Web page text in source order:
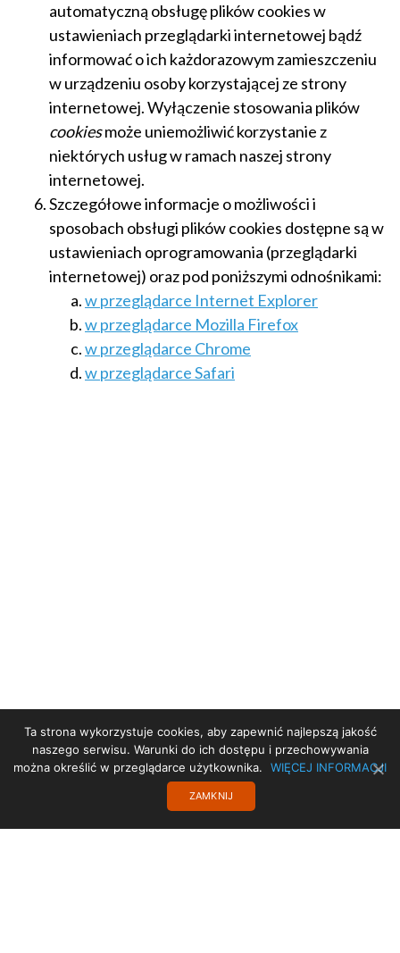
automatyczną obsługę plików cookies w
ustawieniach przeglądarki internetowej bądź
informować o ich każdorazowym zamieszczeniu
w urządzeniu osoby korzystającej ze strony
internetowej. Wyłączenie stosowania plików
cookiesmoże uniemożliwić korzystanie z
niektórych usług w ramach naszej strony
internetowej.
Szczegółowe informacje o możliwości i
sposobach obsługi plików cookies dostępne są w
ustawieniach oprogramowania (przeglądarki
internetowej) oraz pod poniższymi odnośnikami:
w przeglądarce Internet Explorer
w przeglądarce Mozilla Firefox
w przeglądarce Chrome
w przeglądarce Safari
Ta strona wykorzystuje cookies, aby zapewnić najlepszą jakość
naszego serwisu. Warunki do ich dostępu i przechowywania
można określić w przeglądarce użytkownika.
WIĘCEJ INFORMACJI
ZAMKNIJ
STRONA GŁÓWNA
DEKLARACJA DOSTĘPNOŚCI
PROJEKT UE